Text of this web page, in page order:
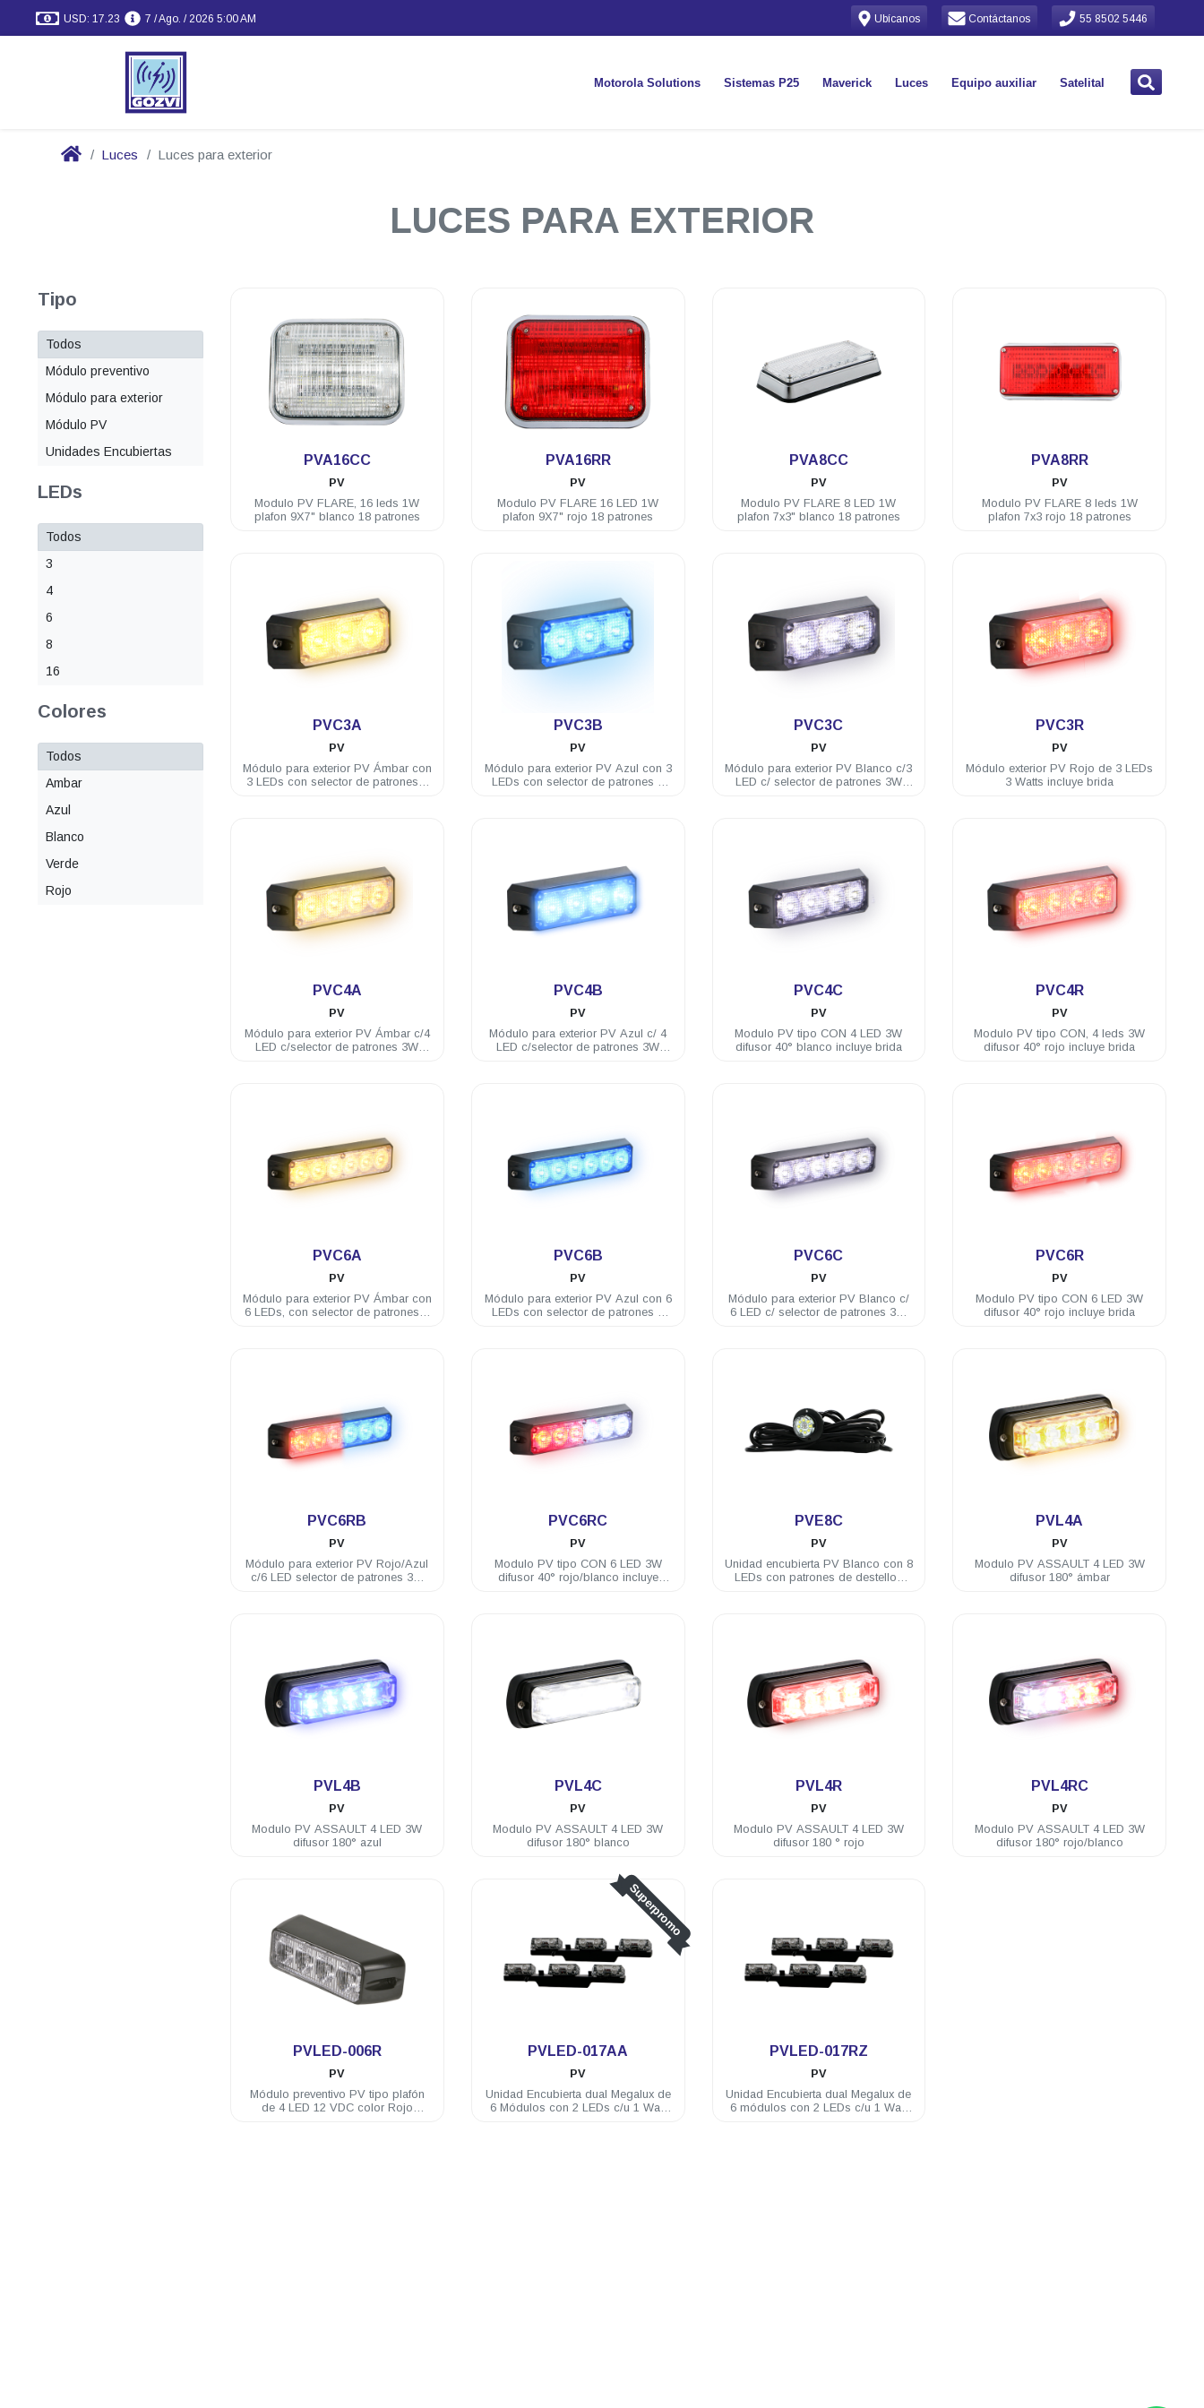
USD: 17.23 7 / Ago. / 2026 5:00 AM Ubícanos Contáctanos 55 8502 5446
Motorola Solutions Sistemas P25 Maverick Luces Equipo auxiliar Satelital
Luces Luces para exterior
LUCES PARA EXTERIOR
Tipo
Todos
Módulo preventivo
Módulo para exterior
Módulo PV
Unidades Encubiertas
LEDs
Todos
3
4
6
8
16
Colores
Todos
Ambar
Azul
Blanco
Verde
Rojo
PVA16CC
PV
Modulo PV FLARE, 16 leds 1W
plafon 9X7" blanco 18 patrones
PVA16RR
PV
Modulo PV FLARE 16 LED 1W
plafon 9X7" rojo 18 patrones
PVA8CC
PV
Modulo PV FLARE 8 LED 1W
plafon 7x3" blanco 18 patrones
PVA8RR
PV
Modulo PV FLARE 8 leds 1W
plafon 7x3 rojo 18 patrones
PVC3A
PV
Módulo para exterior PV Ámbar con
3 LEDs con selector de patrones 3
PVC3B
PV
Módulo para exterior PV Azul con 3
LEDs con selector de patrones 3
PVC3C
PV
Módulo para exterior PV Blanco c/3
LED c/ selector de patrones 3W
PVC3R
PV
Módulo exterior PV Rojo de 3 LEDs
3 Watts incluye brida
PVC4A
PV
Módulo para exterior PV Ámbar c/4
LED c/selector de patrones 3W
PVC4B
PV
Módulo para exterior PV Azul c/ 4
LED c/selector de patrones 3W
PVC4C
PV
Modulo PV tipo CON 4 LED 3W
difusor 40° blanco incluye brida
PVC4R
PV
Modulo PV tipo CON, 4 leds 3W
difusor 40° rojo incluye brida
PVC6A
PV
Módulo para exterior PV Ámbar con
6 LEDs, con selector de patrones 3
PVC6B
PV
Módulo para exterior PV Azul con 6
LEDs con selector de patrones 3
PVC6C
PV
Módulo para exterior PV Blanco c/
6 LED c/ selector de patrones 3W
PVC6R
PV
Modulo PV tipo CON 6 LED 3W
difusor 40° rojo incluye brida
PVC6RB
PV
Módulo para exterior PV Rojo/Azul
c/6 LED selector de patrones 3W
PVC6RC
PV
Modulo PV tipo CON 6 LED 3W
difusor 40° rojo/blanco incluye
PVE8C
PV
Unidad encubierta PV Blanco con 8
LEDs con patrones de destellos
PVL4A
PV
Modulo PV ASSAULT 4 LED 3W
difusor 180° ámbar
PVL4B
PV
Modulo PV ASSAULT 4 LED 3W
difusor 180° azul
PVL4C
PV
Modulo PV ASSAULT 4 LED 3W
difusor 180° blanco
PVL4R
PV
Modulo PV ASSAULT 4 LED 3W
difusor 180 ° rojo
PVL4RC
PV
Modulo PV ASSAULT 4 LED 3W
difusor 180° rojo/blanco
PVLED-006R
PV
Módulo preventivo PV tipo plafón
de 4 LED 12 VDC color Rojo
Superpromo
PVLED-017AA
PV
Unidad Encubierta dual Megalux de
6 Módulos con 2 LEDs c/u 1 Watt
PVLED-017RZ
PV
Unidad Encubierta dual Megalux de
6 módulos con 2 LEDs c/u 1 Watt